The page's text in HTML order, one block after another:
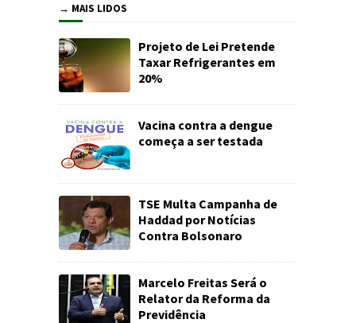
→ MAIS LIDOS
Projeto de Lei Pretende
Taxar Refrigerantes em
20%
Vacina contra a dengue
começa a ser testada
TSE Multa Campanha de
Haddad por Notícias
Contra Bolsonaro
Marcelo Freitas Será o
Relator da Reforma da
Previdência